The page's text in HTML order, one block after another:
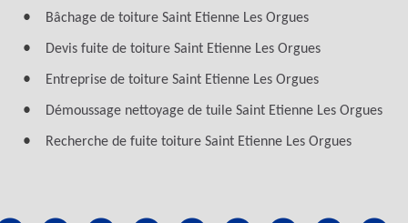
Bâchage de toiture Saint Etienne Les Orgues
Devis fuite de toiture Saint Etienne Les Orgues
Entreprise de toiture Saint Etienne Les Orgues
Démoussage nettoyage de tuile Saint Etienne Les Orgues
Recherche de fuite toiture Saint Etienne Les Orgues